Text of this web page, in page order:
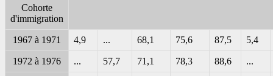
Cohorte
d'immigration
1967 à 1971 4,9 ... 68,1 75,6 87,5 5,4
1972 à 1976 ... 57,7 71,1 78,3 88,6 ...